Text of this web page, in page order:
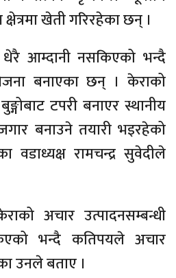
खेती गरिरहेका छन् ।
धेरै आम्दानी नसकिएको भन्दै
बनाएका छन् । केराको
टपरी बनाएर स्थानीय
बनाउने तयारी भइरहेको
वडाध्यक्ष रामचन्द्र सुवेदीले
अचार उत्पादनसम्बन्धी
भन्दै कतिपयले अचार
उनले बताए ।